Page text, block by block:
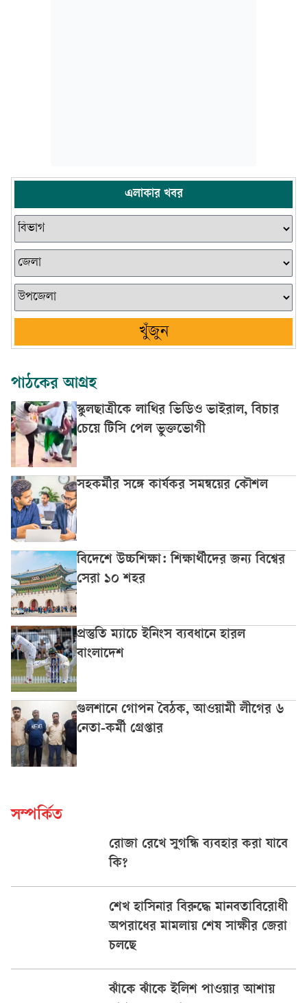
এলাকার খবর
খুঁজুন
পাঠকের আগ্রহ
স্কুলছাত্রীকে লাথির ভিডিও ভাইরাল, বিচার
চেয়ে টিসি পেল ভুক্তভোগী
সহকর্মীর সঙ্গে কার্যকর সমন্বয়ের কৌশল
বিদেশে উচ্চশিক্ষা: শিক্ষার্থীদের জন্য বিশ্বের
সেরা ১০ শহর
প্রস্তুতি ম্যাচে ইনিংস ব্যবধানে হারল
বাংলাদেশ
গুলশানে গোপন বৈঠক, আওয়ামী লীগের ৬
নেতা-কর্মী গ্রেপ্তার
সম্পর্কিত
রোজা রেখে সুগন্ধি ব্যবহার করা যাবে
কি?
শেখ হাসিনার বিরুদ্ধে মানবতাবিরোধী
অপরাধের মামলায় শেষ সাক্ষীর জেরা
চলছে
ঝাঁকে ঝাঁকে ইলিশ পাওয়ার আশায়